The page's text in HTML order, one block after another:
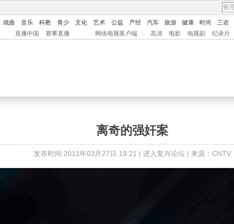
戏曲 音乐 科教 青少 文化 艺术 公益 产经 汽车 旅游 健康 时尚 三农
直播中国 赛事直播 网络电视客户端 高清 电影 电视剧 纪录片
离奇的强奸案
发布时间:2011年03月27日 19:21 | 进入复兴论坛 | 来源：CNTV